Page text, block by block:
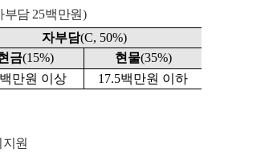
부담 25백만원)
자부담(C, 50%)
금(15%) 현물(35%)
백만원 이상 17.5백만원 이하
원